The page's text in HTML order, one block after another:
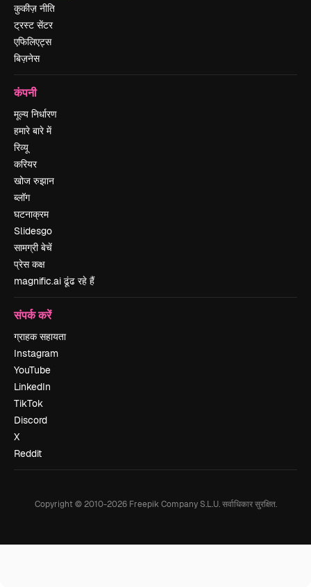
कुकीज़ नीति
ट्रस्ट सेंटर
एफिलिएट्स
बिज़नेस
कंपनी
मूल्य निर्धारण
हमारे बारे में
रिव्यू
करियर
खोज रुझान
ब्लॉग
घटनाक्रम
Slidesgo
सामग्री बेचें
प्रेस कक्ष
magnific.ai ढूंढ रहे हैं
संपर्क करें
ग्राहक सहायता
Instagram
YouTube
LinkedIn
TikTok
Discord
X
Reddit
Copyright © 2010-2026Freepik Company S.L.U. सर्वाधिकार सुरक्षित.